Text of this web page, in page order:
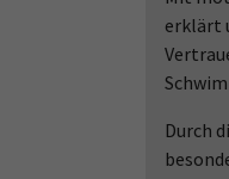
erklärt
Durch